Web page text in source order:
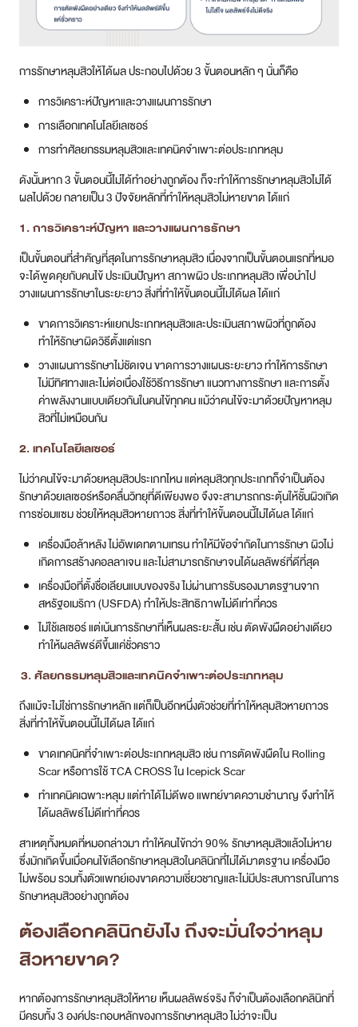
การรักษาหลุมสิวให้ได้ผล ประกอบไปด้วย 3 ขั้นตอนหลัก ๆ นั่นก็คือ
การวิเคราะห์ปัญหาและวางแผนการรักษา
การเลือกเทคโนโลยีเลเซอร์
การทำศัลยกรรมหลุมสิวและเทคนิคจำเพาะต่อประเภทหลุม
ดังนั้นหาก 3 ขั้นตอนนี้ไม่ได้ทำอย่างถูกต้อง ก็จะทำให้การรักษาหลุมสิวไม่ได้
ผลไปด้วย กลายเป็น 3 ปัจจัยหลักที่ทำให้หลุมสิวไม่หายขาด ได้แก่
1. การวิเคราะห์ปัญหา และวางแผนการรักษา
เป็นขั้นตอนที่สำคัญที่สุดในการรักษาหลุมสิว เนื่องจากเป็นขั้นตอนแรกที่หมอ
จะได้พูดคุยกับคนไข้ ประเมินปัญหา สภาพผิว ประเภทหลุมสิว เพื่อนำไป
วางแผนการรักษาในระยะยาว สิ่งที่ทำให้ขั้นตอนนี้ไม่ได้ผล ได้แก่
ขาดการวิเคราะห์แยกประเภทหลุมสิวและประเมินสภาพผิวที่ถูกต้อง
ทำให้รักษาผิดวิธีตั้งแต่แรก
วางแผนการรักษาไม่ชัดเจน ขาดการวางแผนระยะยาว ทำให้การรักษา
ไม่มีทิศทางและไม่ต่อเนื่องใช้วิธีการรักษา แนวทางการรักษา และการตั้ง
ค่าพลังงานแบบเดียวกันในคนไข้ทุกคน แม้ว่าคนไข้จะมาด้วยปัญหาหลุม
สิวที่ไม่เหมือนกัน
2. เทคโนโลยีเลเซอร์
ไม่ว่าคนไข้จะมาด้วยหลุมสิวประเภทไหน แต่หลุมสิวทุกประเภทก็จำเป็นต้อง
รักษาด้วยเลเซอร์หรือคลื่นวิทยุที่ดีเพียงพอ จึงจะสามารถกระตุ้นให้ชั้นผิวเกิด
การซ่อมแซม ช่วยให้หลุมสิวหายถาวร สิ่งที่ทำให้ขั้นตอนนี้ไม่ได้ผล ได้แก่
เครื่องมือล้าหลัง ไม่อัพเดทตามเทรน ทำให้มีข้อจำกัดในการรักษา ผิวไม่
เกิดการสร้างคอลลาเจน และไม่สามารถรักษาจนได้ผลลัพธ์ที่ดีที่สุด
เครื่องมือที่ตั้งชื่อเลียนแบบของจริง ไม่ผ่านการรับรองมาตรฐานจาก
สหรัฐอเมริกา (USFDA) ทำให้ประสิทธิภาพไม่ดีเท่าที่ควร
ไม่ใช้เลเซอร์ แต่เน้นการรักษาที่เห็นผลระยะสั้น เช่น ตัดพังผืดอย่างเดียว
ทำให้ผลลัพธ์ดีขึ้นแค่ชั่วคราว
3. ศัลยกรรมหลุมสิวและเทคนิคจำเพาะต่อประเภทหลุม
ถึงแม้จะไม่ใช่การรักษาหลัก แต่ก็เป็นอีกหนึ่งตัวช่วยที่ทำให้หลุมสิวหายถาวร
สิ่งที่ทำให้ขั้นตอนนี้ไม่ได้ผล ได้แก่
ขาดเทคนิคที่จำเพาะต่อประเภทหลุมสิว เช่น การตัดพังผืดใน Rolling
Scar หรือการใช้ TCA CROSS ใน Icepick Scar
ทำเทคนิคเฉพาะหลุม แต่ทำได้ไม่ดีพอ แพทย์ขาดความชำนาญ จึงทำให้
ได้ผลลัพธ์ไม่ดีเท่าที่ควร
สาเหตุทั้งหมดที่หมอกล่าวมา ทำให้คนไข้กว่า 90% รักษาหลุมสิวแล้วไม่หาย
ซึ่งมักเกิดขึ้นเมื่อคนไข้เลือกรักษาหลุมสิวในคลินิกที่ไม่ได้มาตรฐาน เครื่องมือ
ไม่พร้อม รวมทั้งตัวแพทย์เองขาดความเชี่ยวชาญและไม่มีประสบการณ์ในการ
รักษาหลุมสิวอย่างถูกต้อง
ต้องเลือกคลินิกยังไง ถึงจะมั่นใจว่าหลุม
สิวหายขาด?
หากต้องการรักษาหลุมสิวให้หาย เห็นผลลัพธ์จริง ก็จำเป็นต้องเลือกคลินิกที่
มีครบทั้ง 3 องค์ประกอบหลักของการรักษาหลุมสิว ไม่ว่าจะเป็น